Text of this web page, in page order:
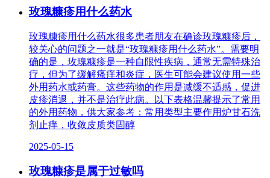
玫瑰糠疹用什么药水
玫瑰糠疹用什么药水很多患者朋友在确诊玫瑰糠疹后，
较关心的问题之一就是“玫瑰糠疹用什么药水”。需要明
确的是，玫瑰糠疹是一种自限性疾病，通常无需特殊治
疗，但为了缓解瘙痒和炎症，医生可能会建议使用一些
外用药水或药膏。这些药物的作用是减缓不适感，促进
皮疹消退，并不是治疗此病。以下表格温馨提示了常用
的外用药物，供大家参考：常用类型主要作用炉甘石洗
剂止痒，收敛皮质类固醇
2025-05-15
玫瑰糠疹是属于过敏吗